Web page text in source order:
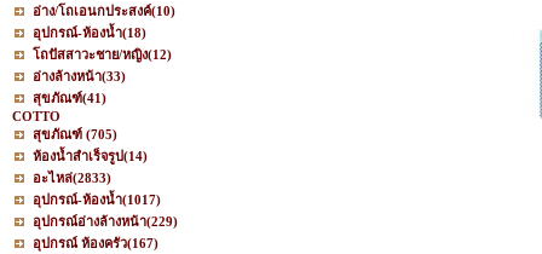
อ่าง/โถเอนกประสงค์(10)
อุปกรณ์-ห้องน้ำ(18)
โถปัสสาวะชาย/หญิง(12)
อ่างล้างหน้า(33)
สุขภัณฑ์(41)
COTTO
สุขภัณฑ์ (705)
ห้องน้ำสำเร็จรูป(14)
อะไหล่(2833)
อุปกรณ์-ห้องน้ำ(1017)
อุปกรณ์อ่างล้างหน้า(229)
อุปกรณ์ ห้องครัว(167)